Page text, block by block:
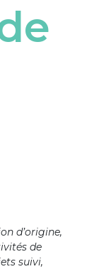
d’origine,
de
suivi,